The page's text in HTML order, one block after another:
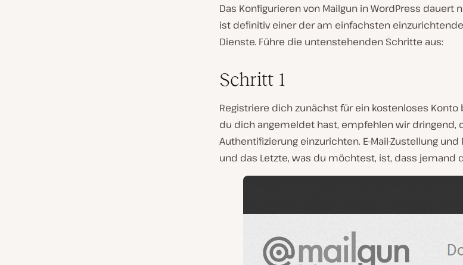
Das Konfigurieren von Mailgun in WordPress dauert
ist definitiv einer der am einfachsten
Dienste. Führe die untenstehenden Schritte aus:
Schritt 1
Registriere dich zunächst für ein kostenloses Konto
du dich angemeldet hast, empfehlen wir dringend,
Authentifizierung einzurichten. E-Mail-Zustellung
und das Letzte, was du möchtest, ist, dass jemand